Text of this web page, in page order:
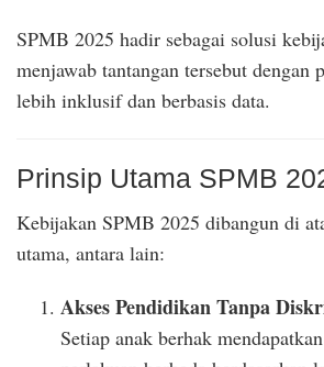
SPMB 2025 hadir sebagai solusi
menjawab tantangan tersebut dengan
lebih inklusif dan berbasis data.
Prinsip Utama SPMB
Kebijakan SPMB 2025 dibangun di
utama, antara lain:
Akses Pendidikan Tanpa
Setiap anak berhak